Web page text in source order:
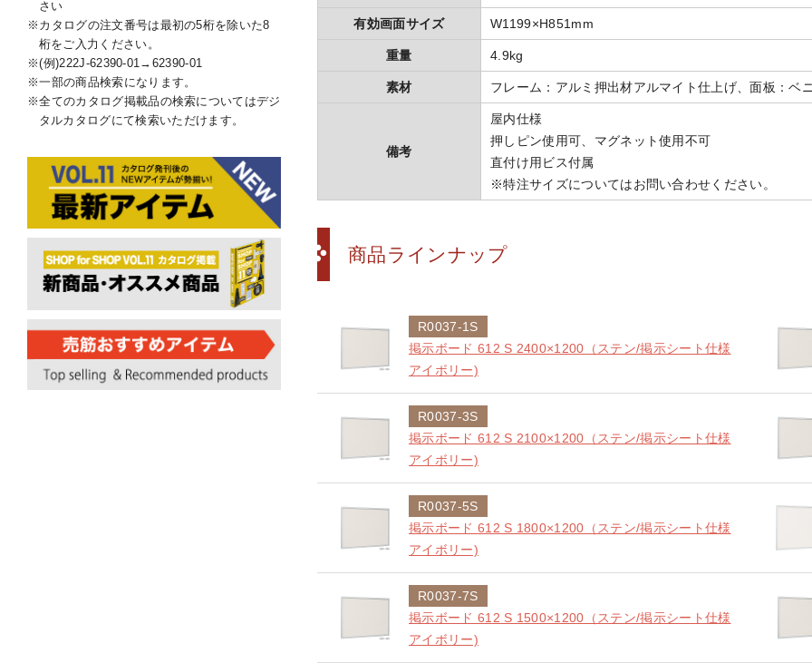
有効画面サイズ W1199×H851mm
重量 4.9kg
素材 フレーム：アルミ押出材アルマイト仕上げ、面板：ベ
備考
屋内仕様
押しピン使用可、マグネット使用不可
直付け用ビス付属
※特注サイズについてはお問い合わせください。
商品ラインナップ
R0037-1S
掲示ボード 612 S 2400×1200（ステン/掲示シート仕様
アイボリー)
R0037-3S
掲示ボード 612 S 2100×1200（ステン/掲示シート仕様
アイボリー)
R0037-5S
掲示ボード 612 S 1800×1200（ステン/掲示シート仕様
アイボリー)
R0037-7S
掲示ボード 612 S 1500×1200（ステン/掲示シート仕様
アイボリー)
さい
カタログの注文番号は最初の5桁を除いた8
桁をご入力ください。
(例)222J-62390-01→62390-01
一部の商品検索になります。
全てのカタログ掲載品の検索についてはデジ
タルカタログにて検索いただけます。